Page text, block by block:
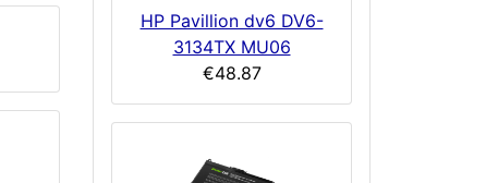
HP Pavillion dv6 DV6-
3134TX MU06
€48.87